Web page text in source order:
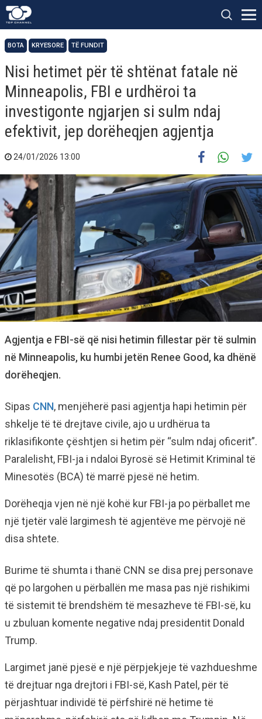
BOTA KRYESORE TË FUNDIT
Nisi hetimet për të shtënat fatale në
Minneapolis, FBI e urdhëroi ta
investigonte ngjarjen si sulm ndaj
efektivit, jep dorëheqjen agjentja
24/01/2026 13:00
Agjentja e FBI-së që nisi hetimin fillestar për të sulmin
në Minneapolis, ku humbi jetën Renee Good, ka dhënë
dorëheqjen.
Sipas CNN, menjëherë pasi agjentja hapi hetimin për
shkelje të të drejtave civile, ajo u urdhërua ta
riklasifikonte çështjen si hetim për “sulm ndaj oficerit”.
Paralelisht, FBI-ja i ndaloi Byrosë së Hetimit Kriminal të
Minesotës (BCA) të marrë pjesë në hetim.
Dorëheqja vjen në një kohë kur FBI-ja po përballet me
një tjetër valë largimesh të agjentëve me përvojë në
disa shtete.
Burime të shumta i thanë CNN se disa prej personave
që po largohen u përballën me masa pas një rishikimi
të sistemit të brendshëm të mesazheve të FBI-së, ku
u zbuluan komente negative ndaj presidentit Donald
Trump.
Largimet janë pjesë e një përpjekjeje të vazhdueshme
të drejtuar nga drejtori i FBI-së, Kash Patel, për të
përjashtuar individë të përfshirë në hetime të